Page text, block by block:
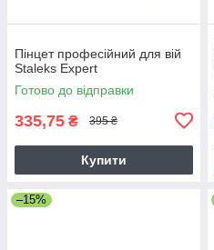
Пінцет професійний для вій
Staleks Expert
Готово до відправки
335,75 ₴ 395 ₴
Купити
–15%